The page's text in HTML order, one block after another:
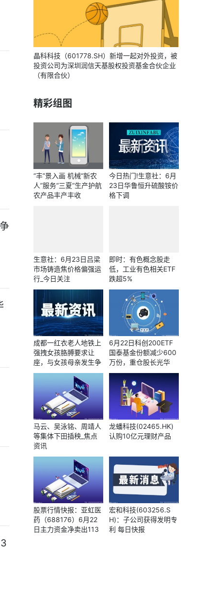
晶科科技（601778.SH）新增一起对外投资，被
投资公司为深圳润信天基股权投资基金合伙企业
（有限合伙）
精彩组图
“丰”景入画 机械“新农
人”服务“三夏”生产护航
农产品丰产丰收
今日热门!生意社：6月
23日华鲁恒升硫酸铵价
格下调
生意社：6月23日吕梁
市场铸造焦价格偏强运
行_今日关注
即时：有色概念股走
低，工业有色相关ETF
跌超5%
成都一红衣老人地铁上
强拽女孩胳膊要求让
座，与女孩母亲发生争
执，地铁回应：倡导尊
老爱幼，但没有强制要
求 焦点速读
6月22日科创200ETF
国泰基金份额减少600
万份，重仓股长光华
芯、腾景科技、炬光科
技
马云、吴泳铭、周靖人
等集体下田插秧_焦点
资讯
龙蟠科技(02465.HK)
认购10亿元理财产品
股票行情快报：亚虹医
药（688176）6月22
日主力资金净卖出113
宏和科技(603256.S
H)：子公司获得发明专
利 每日快报